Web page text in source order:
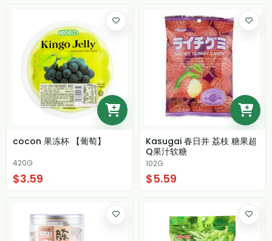
cocon 果冻杯 【葡萄】
420G
$3.59
Kasugai 春日井 荔枝 糖果超
Q果汁软糖
102G
$5.59